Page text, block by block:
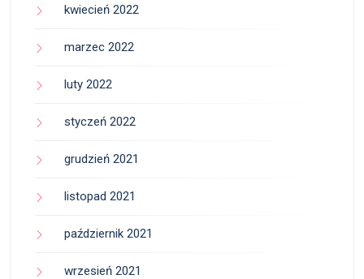
kwiecień 2022
marzec 2022
luty 2022
styczeń 2022
grudzień 2021
listopad 2021
październik 2021
wrzesień 2021